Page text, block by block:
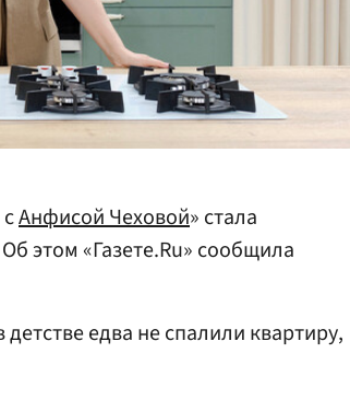
Анфисой Чеховой» стала
этом «Газете.Ru» сообщила
едва не спалили квартиру,